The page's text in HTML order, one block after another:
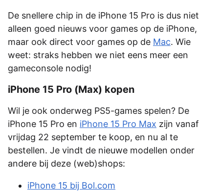
De snellere chip in de iPhone 15 Pro is dus niet
alleen goed nieuws voor games op de iPhone,
maar ook direct voor games op de Mac. Wie
weet: straks hebben we niet eens meer een
gameconsole nodig!
iPhone 15 Pro (Max) kopen
Wil je ook onderweg PS5-games spelen? De
iPhone 15 Pro en iPhone 15 Pro Max zijn vanaf
vrijdag 22 september te koop, en nu al te
bestellen. Je vindt de nieuwe modellen onder
andere bij deze (web)shops:
iPhone 15 bij Bol.com